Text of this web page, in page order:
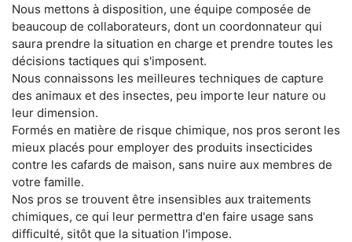
Nous mettons à disposition, une équipe composée de
beaucoup de collaborateurs, dont un coordonnateur qui
saura prendre la situation en charge et prendre toutes les
décisions tactiques qui s'imposent.
Nous connaissons les meilleures techniques de capture
des animaux et des insectes, peu importe leur nature ou
leur dimension.
Formés en matière de risque chimique, nos pros seront les
mieux placés pour employer des produits insecticides
contre les cafards de maison, sans nuire aux membres de
votre famille.
Nos pros se trouvent être insensibles aux traitements
chimiques, ce qui leur permettra d'en faire usage sans
difficulté, sitôt que la situation l'impose.